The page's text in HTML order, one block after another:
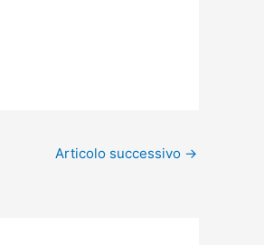
Articolo successivo →